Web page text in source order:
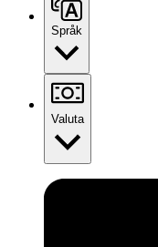
Språk
Valuta